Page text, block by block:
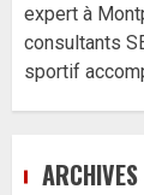
expert à
consultants
sportif
ARCHIVES